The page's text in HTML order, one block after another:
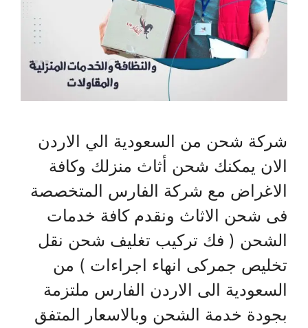
شركة شحن من السعودية الي الاردن
الان يمكنك شحن أثاث منزلك وكافة
الاغراض مع شركة الفارس المتخصصة
فى شحن الاثاث ونقدم كافة خدمات
الشحن ( فك تركيب تغليف شحن نقل
تخليص جمركى انهاء اجراءات ) من
السعودية الى الاردن الفارس ملتزمة
بجودة خدمة الشحن وبالاسعار المتفق